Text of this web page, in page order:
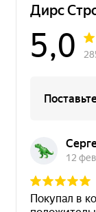
с НДС. Для
счет на оплату.